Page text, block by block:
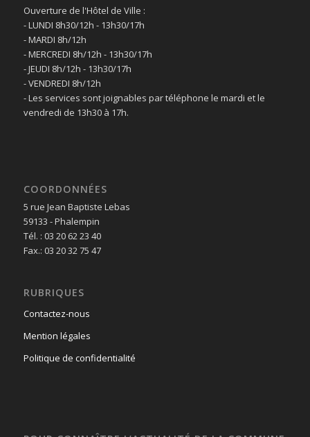
Ouverture de l'Hôtel de Ville :
- LUNDI 8h30/12h - 13h30/17h
- MARDI 8h/12h
- MERCREDI 8h/12h - 13h30/17h
- JEUDI 8h/12h - 13h30/17h
- VENDREDI 8h/12h
- Les services sont joignables par téléphone le mardi et le
vendredi de 13h30 à 17h.
COORDONNÉES
5 rue Jean Baptiste Lebas
59133 - Phalempin
Tél. : 03 20 62 23 40
Fax.: 03 20 32 75 47
RUBRIQUES
Contactez-nous
Mention légales
Politique de confidentialité